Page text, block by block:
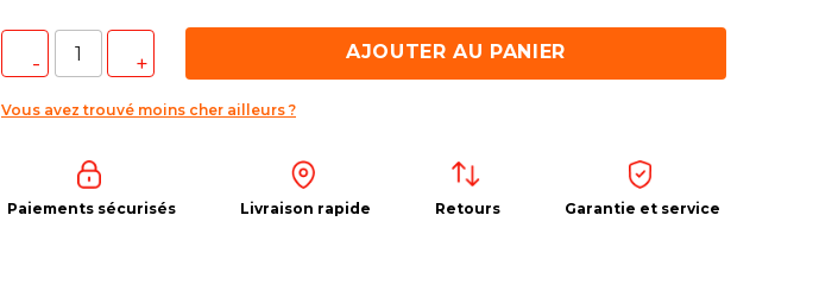
AJOUTER AU PANIER
Vous avez trouvé moins cher ailleurs ?
Paiements sécurisés Livraison rapide Retours Garantie et service